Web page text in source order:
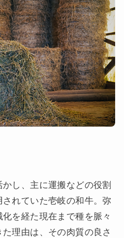
し、主に運搬などの役割
れていた壱岐の和牛。弥
を経た現在まで種を脈々
理由は、その肉質の良さ